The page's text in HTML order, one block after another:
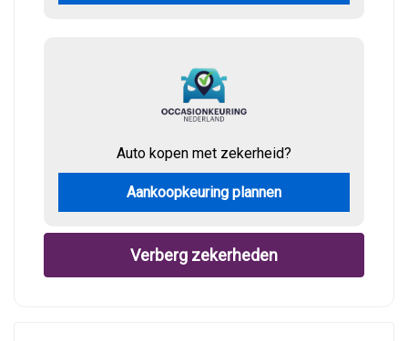
Auto kopen met zekerheid?
Aankoopkeuring plannen
Verberg zekerheden